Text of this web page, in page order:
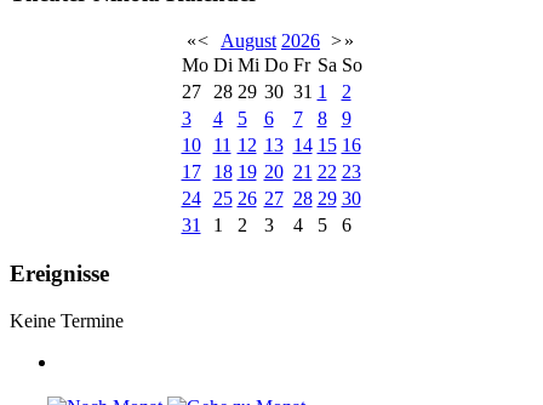
«< August 2026 >»
Mo Di Mi Do Fr Sa So
27
28 29 30 31 1
2
3
4 5 6 7 8
9
10
11 12 13 14 15 16
17
18 19 20 21 22 23
24
25 26 27 28 29 30
31
1 2 3 4 5 6
Ereignisse
Keine Termine